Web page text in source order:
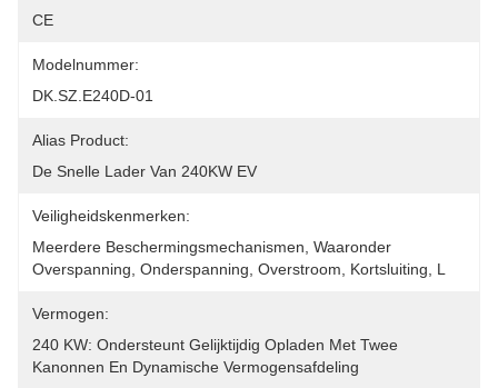
CE
Modelnummer:
DK.SZ.E240D-01
Alias Product:
De Snelle Lader Van 240KW EV
Veiligheidskenmerken:
Meerdere Beschermingsmechanismen, Waaronder
Overspanning, Onderspanning, Overstroom, Kortsluiting, L
Vermogen:
240 KW: Ondersteunt Gelijktijdig Opladen Met Twee
Kanonnen En Dynamische Vermogensafdeling